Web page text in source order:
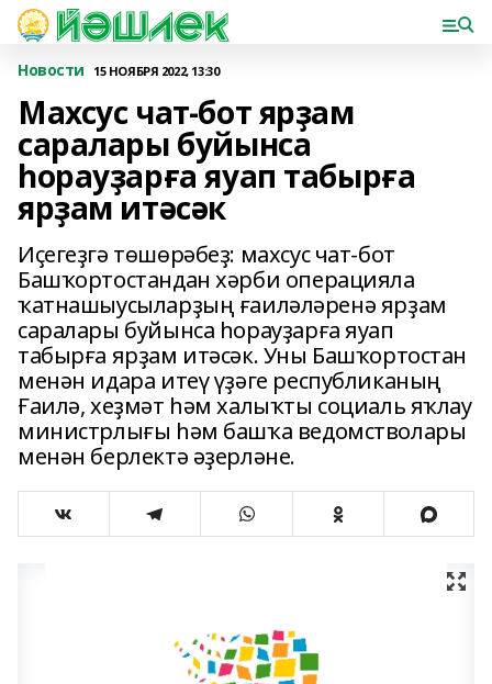
Новости 15 НОЯБРЯ 2022, 13:30
Махсус чат-бот ярҙам
саралары буйынса
һорауҙарға яуап табырға
ярҙам итәсәк
Иҫегеҙгә төшөрәбеҙ: махсус чат-бот
Башҡортостандан хәрби операцияла
ҡатнашыусыларҙың ғаиләләренә ярҙам
саралары буйынса һорауҙарға яуап
табырға ярҙам итәсәк. Уны Башҡортостан
менән идара итеү үҙәге республиканың
Ғаилә, хеҙмәт һәм халыҡты социаль яҡлау
министрлығы һәм башҡа ведомстволары
менән берлектә әҙерләне.